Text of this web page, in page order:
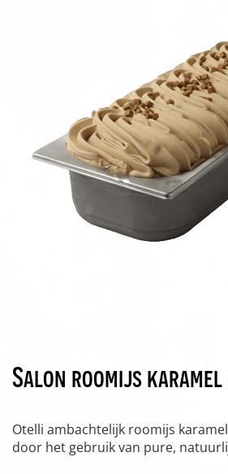
Salon roomijs karamel
Otelli ambachtelijk roomijs
door het gebruik van pure,